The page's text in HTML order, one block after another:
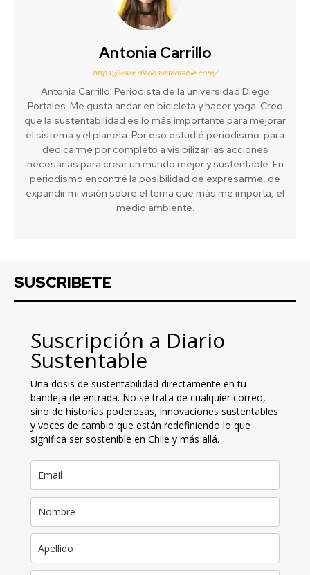
Antonia Carrillo
https://www.diariosustentable.com/
Antonia Carrillo. Periodista de la universidad Diego
Portales. Me gusta andar en bicicleta y hacer yoga. Creo
que la sustentabilidad es lo más importante para mejorar
el sistema y el planeta. Por eso estudié periodismo: para
dedicarme por completo a visibilizar las acciones
necesarias para crear un mundo mejor y sustentable. En
periodismo encontré la posibilidad de expresarme, de
expandir mi visión sobre el tema que más me importa, el
medio ambiente.
SUSCRIBETE
Suscripción a Diario
Sustentable
Una dosis de sustentabilidad directamente en tu
bandeja de entrada. No se trata de cualquier correo,
sino de historias poderosas, innovaciones sustentables
y voces de cambio que están redefiniendo lo que
significa ser sostenible en Chile y más allá.